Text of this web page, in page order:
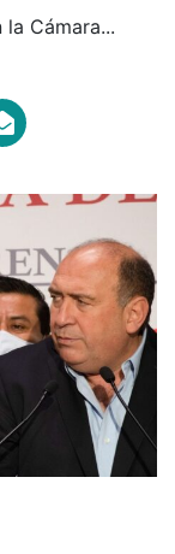
Cámara...